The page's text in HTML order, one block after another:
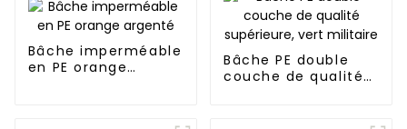
Bâche imperméable
en PE orange
Bâche PE double
couche de qualité